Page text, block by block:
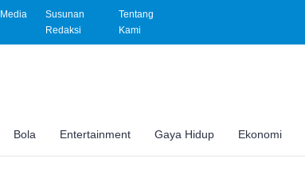
Susunan
Redaksi
Tentang
Kami
Bola Entertainment Gaya Hidup Ekonomi